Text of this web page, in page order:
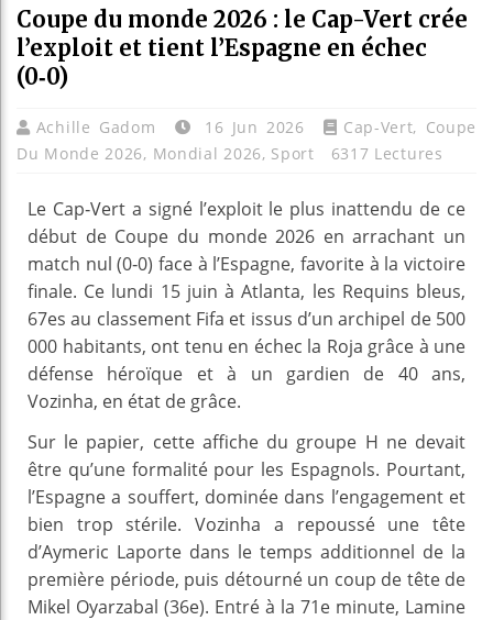
Coupe du monde 2026 : le Cap-Vert crée
l’exploit et tient l’Espagne en échec
(0‑0)
Achille Gadom 16 Jun 2026 Cap-Vert, Coupe
Du Monde 2026, Mondial 2026, Sport 6317 Lectures
Le Cap‑Vert a signé l’exploit le plus inattendu de ce
début de Coupe du monde 2026 en arrachant un
match nul (0‑0) face à l’Espagne, favorite à la victoire
finale. Ce lundi 15 juin à Atlanta, les Requins bleus,
67es au classement Fifa et issus d’un archipel de 500
000 habitants, ont tenu en échec la Roja grâce à une
défense héroïque et à un gardien de 40 ans,
Vozinha, en état de grâce.
Sur le papier, cette affiche du groupe H ne devait
être qu’une formalité pour les Espagnols. Pourtant,
l’Espagne a souffert, dominée dans l’engagement et
bien trop stérile. Vozinha a repoussé une tête
d’Aymeric Laporte dans le temps additionnel de la
première période, puis détourné un coup de tête de
Mikel Oyarzabal (36e). Entré à la 71e minute, Lamine